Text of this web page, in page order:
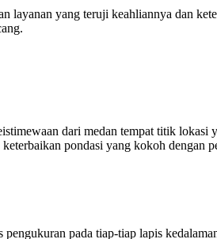
layanan yang teruji keahliannya dan
dari medan tempat titik
pondasi yang kokoh dengan
pada tiap-tiap lapis